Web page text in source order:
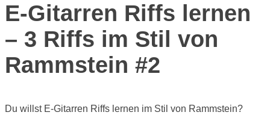
E-Gitarren Riffs lernen
– 3 Riffs im Stil von
Rammstein #2
Du willst E-Gitarren Riffs lernen im Stil von Rammstein?